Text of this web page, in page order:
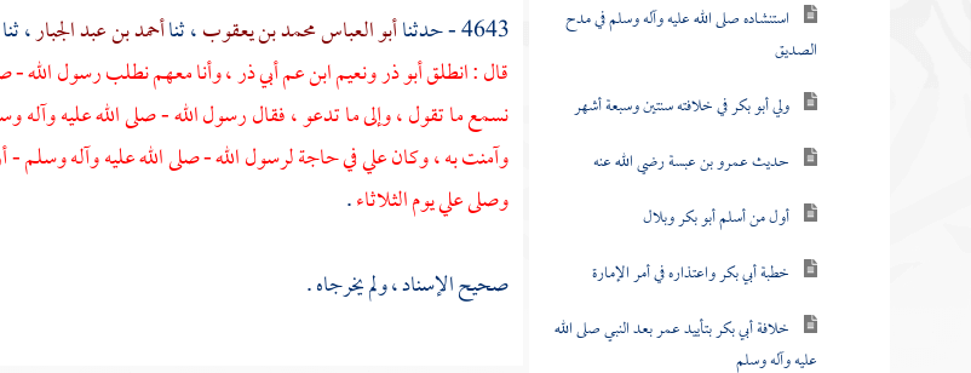
استنشاده صلى الله عليه وآله وسلم في مدح
الصديق
ولي أبو بكر في خلافته سنتين وسبعة أشهر
حديث عمرو بن عبسة رضي الله عنه
أول من أسلم أبو بكر وبلال
خطبة أبي بكر واعتذاره في أمر الإمارة
خلافة أبي بكر بتأييد عمر بعد النبي صلى الله
عليه وآله وسلم
4643 - حدثنا
أبو العباس محمد بن يعقوب، ثناأحمد بن عبد الجبار، ثنا
قال : انطلقأبو ذرونعيم ابن عم أبي ذر، وأنا معهم نطلب رسول الله -
نسمع ما تقول ، وإلى ما تدعو ، فقال رسول الله - صلى الله عليه
وآمنت به ، وكانعليفي حاجة لرسول الله - صلى الله عليه وآله وسلم -
وصلى علي يوم الثلاثاء.
صحيح الإسناد ، ولم يخرجاه .